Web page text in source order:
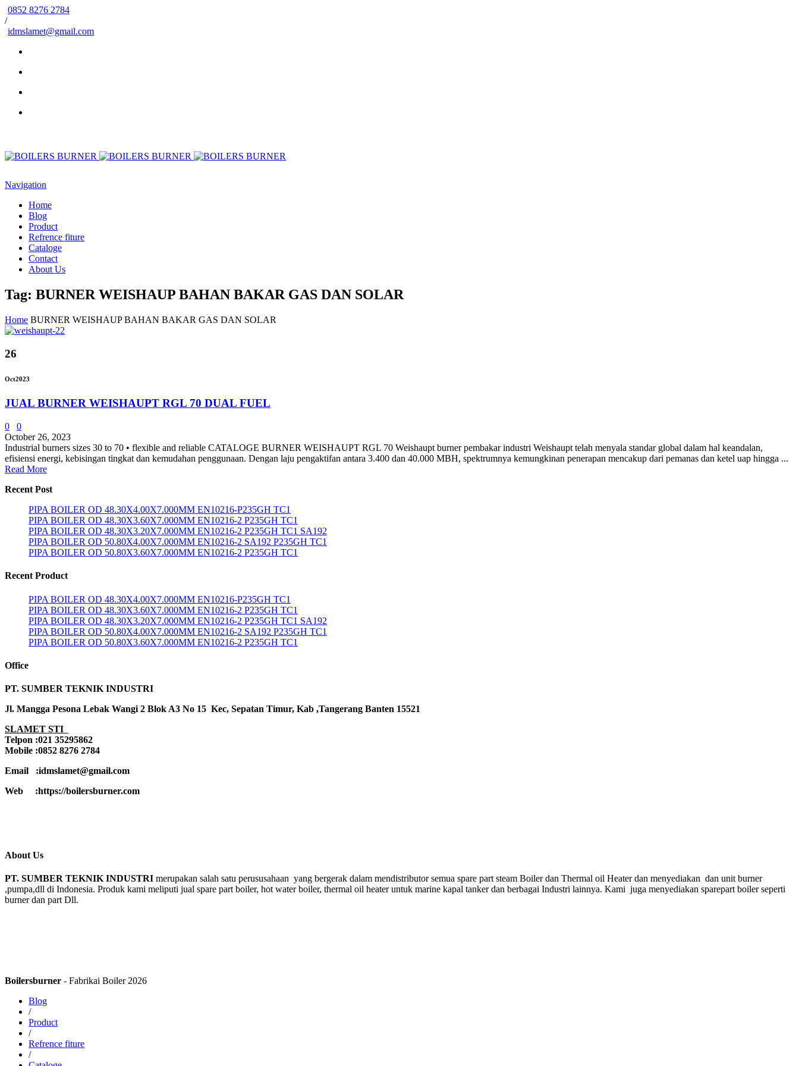
0852 8276 2784
/
idmslamet@gmail.com
Navigation
Home
Blog
Product
Refrence fiture
Cataloge
Contact
About Us
Tag: BURNER WEISHAUP BAHAN BAKAR GAS DAN SOLAR
Home BURNER WEISHAUP BAHAN BAKAR GAS DAN SOLAR
26
Oct2023
JUAL BURNER WEISHAUPT RGL 70 DUAL FUEL
0
0
October 26, 2023
Industrial burners sizes 30 to 70 • flexible and reliable CATALOGE BURNER WEISHAUPT RGL 70 Weishaupt burner pembakar industri Weishaupt telah menyala standar global dalam hal keandalan,
efisiensi energi, kebisingan tingkat dan kemudahan penggunaan. Dengan laju pengaktifan antara 3.400 dan 40.000 MBH, spektrumnya kemungkinan penerapan mencakup dari pemanas dan ketel uap hingga ...
Read More
Recent Post
PIPA BOILER OD 48.30X4.00X7.000MM EN10216-P235GH TC1
PIPA BOILER OD 48.30X3.60X7.000MM EN10216-2 P235GH TC1
PIPA BOILER OD 48.30X3.20X7.000MM EN10216-2 P235GH TC1 SA192
PIPA BOILER OD 50.80X4.00X7.000MM EN10216-2 SA192 P235GH TC1
PIPA BOILER OD 50.80X3.60X7.000MM EN10216-2 P235GH TC1
Recent Product
PIPA BOILER OD 48.30X4.00X7.000MM EN10216-P235GH TC1
PIPA BOILER OD 48.30X3.60X7.000MM EN10216-2 P235GH TC1
PIPA BOILER OD 48.30X3.20X7.000MM EN10216-2 P235GH TC1 SA192
PIPA BOILER OD 50.80X4.00X7.000MM EN10216-2 SA192 P235GH TC1
PIPA BOILER OD 50.80X3.60X7.000MM EN10216-2 P235GH TC1
Office
PT. SUMBER TEKNIK INDUSTRI
Jl. Mangga Pesona Lebak Wangi 2 Blok A3 No 15 Kec, Sepatan Timur, Kab ,Tangerang Banten 15521
SLAMET STI
Telpon :021 35295862
Mobile :0852 8276 2784
Email :idmslamet@gmail.com
Web :https://boilersburner.com
About Us
PT. SUMBER TEKNIK INDUSTRI merupakan salah satu perususahaan yang bergerak dalam mendistributor semua spare part steam Boiler dan Thermal oil Heater dan menyediakan dan unit burner
,pumpa,dll di Indonesia. Produk kami meliputi jual spare part boiler, hot water boiler, thermal oil heater untuk marine kapal tanker dan berbagai Industri lainnya. Kami juga menyediakan sparepart boiler seperti
burner dan part Dll.
Boilersburner - Fabrikai Boiler 2026
Blog
/
Product
/
Refrence fiture
/